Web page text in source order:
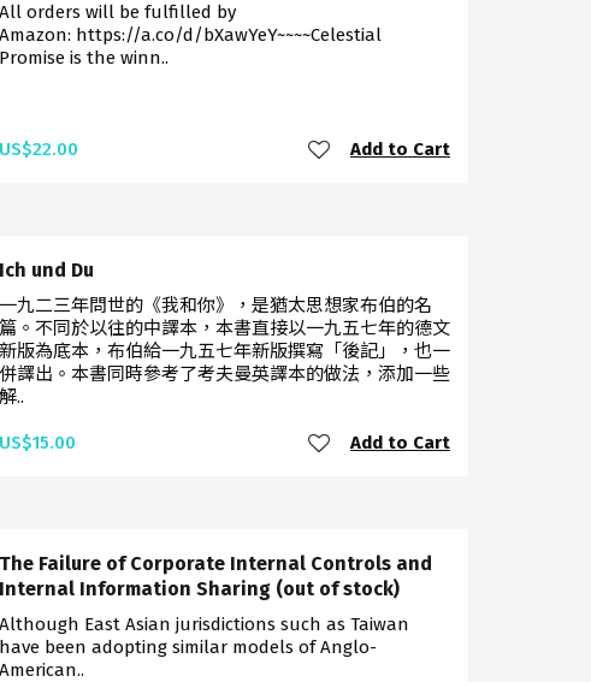
All orders will be fulfilled by
Amazon: https://a.co/d/bXawYeY~~~~Celestial
Promise is the winn..
US$22.00 Add to Cart
Ich und Du
一九二三年問世的《我和你》，是猶太思想家布伯的名
篇。不同於以往的中譯本，本書直接以一九五七年的德文
新版為底本，布伯給一九五七年新版撰寫「後記」，也一
併譯出。本書同時參考了考夫曼英譯本的做法，添加一些
解..
US$15.00 Add to Cart
The Failure of Corporate Internal Controls and
Internal Information Sharing (out of stock)
Although East Asian jurisdictions such as Taiwan
have been adopting similar models of Anglo-
American..